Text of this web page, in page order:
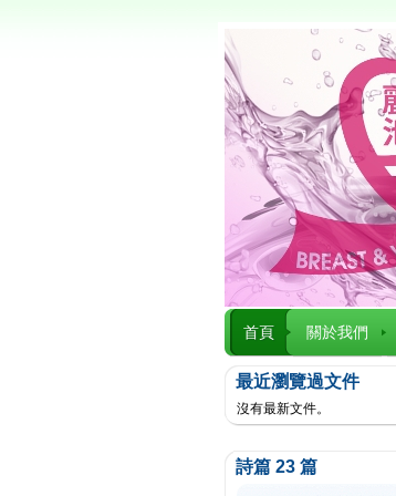
首頁 關於我們
最近瀏覽過文件
沒有最新文件。
詩篇 23 篇